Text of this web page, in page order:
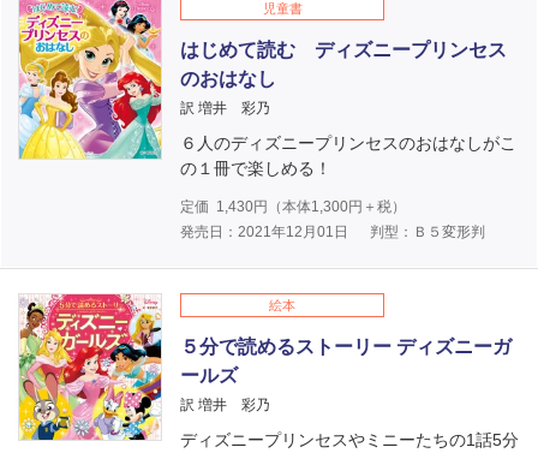
児童書
はじめて読む ディズニープリンセス
のおはなし
訳 増井 彩乃
６人のディズニープリンセスのおはなしがこ
の１冊で楽しめる！
定価 1,430円（本体1,300円＋税）
発売日：2021年12月01日
判型：Ｂ５変形判
絵本
５分で読めるストーリー ディズニーガ
ールズ
訳 増井 彩乃
ディズニープリンセスやミニーたちの1話5分